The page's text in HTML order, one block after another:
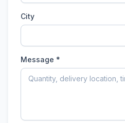
City
Message *